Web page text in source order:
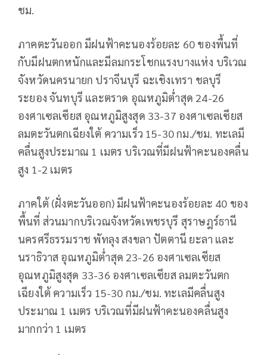
ชม.
ภาคตะวันออก มีฝนฟ้าคะนองร้อยละ 60 ของพื้นที่
กับมีฝนตกหนักและมีลมกระโชกแรงบางแห่ง บริเวณ
จังหวัดนครนายก ปราจีนบุรี ฉะเชิงเทรา ชลบุรี
ระยอง จันทบุรี และตราด อุณหภูมิต่ำสุด 24-26
องศาเซลเซียส อุณหภูมิสูงสุด 33-37 องศาเซลเซียส
ลมตะวันตกเฉียงใต้ ความเร็ว 15-30 กม./ชม. ทะเลมี
คลื่นสูงประมาณ 1 เมตร บริเวณที่มีฝนฟ้าคะนองคลื่น
สูง 1-2 เมตร
ภาคใต้ (ฝั่งตะวันออก) มีฝนฟ้าคะนองร้อยละ 40 ของ
พื้นที่ ส่วนมากบริเวณจังหวัดเพชรบุรี สุราษฎร์ธานี
นครศรีธรรมราช พัทลุง สงขลา ปัตตานี ยะลา และ
นราธิวาส อุณหภูมิต่ำสุด 23-26 องศาเซลเซียส
อุณหภูมิสูงสุด 33-36 องศาเซลเซียส ลมตะวันตก
เฉียงใต้ ความเร็ว 15-30 กม./ชม. ทะเลมีคลื่นสูง
ประมาณ 1 เมตร บริเวณที่มีฝนฟ้าคะนองคลื่นสูง
มากกว่า 1 เมตร